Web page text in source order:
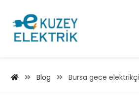
Blog Bursa gece elektrikçi